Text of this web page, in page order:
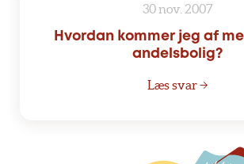
30 nov. 2007
Hvordan kommer jeg af
andelsbolig?
Læs svar →